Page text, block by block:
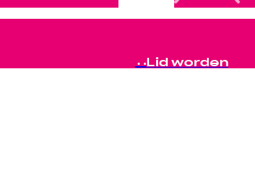
Lid worden